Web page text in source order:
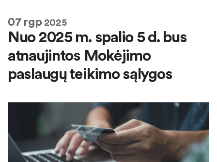
07rgp 2025
Nuo 2025 m. spalio 5 d. bus
atnaujintos Mokėjimo
paslaugų teikimo sąlygos